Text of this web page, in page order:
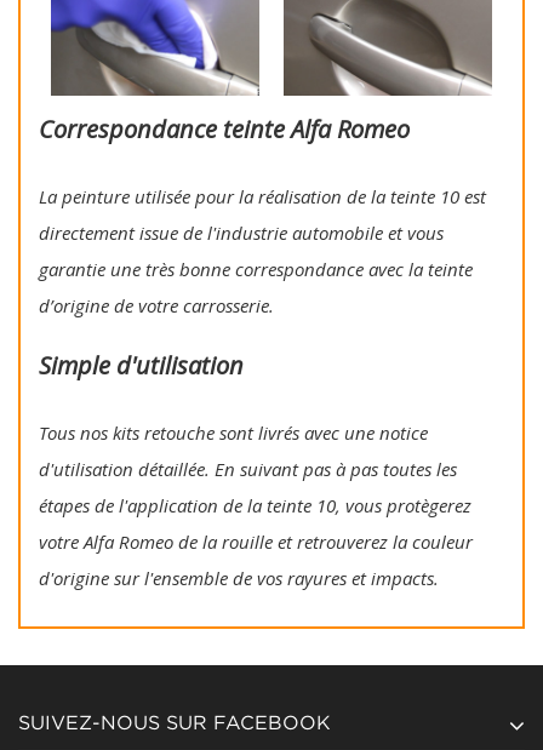
Correspondance teinte Alfa Romeo
La peinture utilisée pour la réalisation de la teinte 10 est
directement issue de l'industrie automobile et vous
garantie une très bonne correspondance avec la teinte
d’origine de votre carrosserie.
Simple d'utilisation
Tous nos kits retouche sont livrés avec une notice
d'utilisation détaillée. En suivant pas à pas toutes les
étapes de l'application de la teinte 10, vous protègerez
votre Alfa Romeo de la rouille et retrouverez la couleur
d'origine sur l'ensemble de vos rayures et impacts.
SUIVEZ-NOUS SUR FACEBOOK